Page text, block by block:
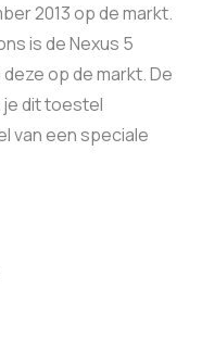
2013 op de markt.
is de Nexus 5
op de markt. De
dit toestel
van een speciale